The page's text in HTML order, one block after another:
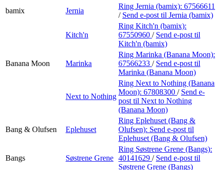
bamix
Jernia
Ring Jernia (bamix): 67566611
/ Send e-post til Jernia (bamix)
Kitch'n
Ring Kitch'n (bamix):
67550960 / Send e-post til
Kitch'n (bamix)
Banana Moon Marinka
Ring Marinka (Banana Moon):
67566233 / Send e-post til
Marinka (Banana Moon)
Next to Nothing
Ring Next to Nothing (Banana
Moon): 67808300 / Send e-
post til Next to Nothing
(Banana Moon)
Bang & Olufsen Eplehuset
Ring Eplehuset (Bang &
Olufsen): Send e-post til
Eplehuset (Bang & Olufsen)
Bangs Søstrene Grene
Ring Søstrene Grene (Bangs):
40141629 / Send e-post til
Søstrene Grene (Bangs)